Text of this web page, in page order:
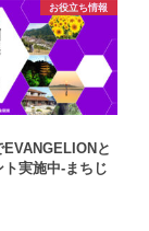
お役立ち情報
と
実施中-まちじ